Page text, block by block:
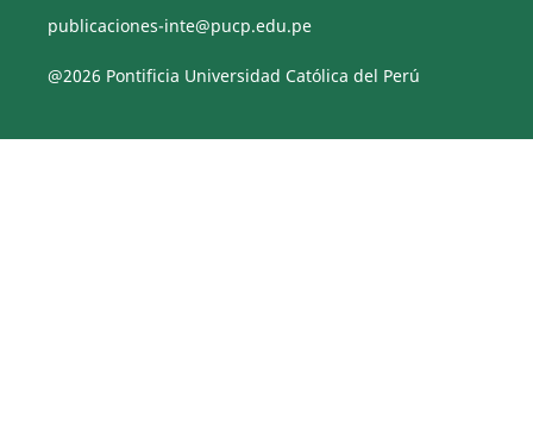
publicaciones-inte@pucp.edu.pe
@2026 Pontificia Universidad Católica del Perú